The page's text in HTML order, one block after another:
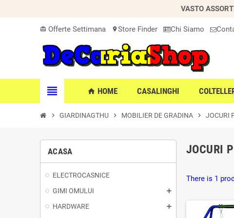
VASTO
card_giftcard Offerte Settimana location_onStore Finder Chi Siamo
view_headline home HOME CASALINGHI
chevron_right GIARDINAGTHU chevron_right MOBILIER DE GRADINA chevron_right JOCURI
ACASA
ELECTROCASNICE
GIMI OMULUI
HARDWARE
JOCURI
There is 1